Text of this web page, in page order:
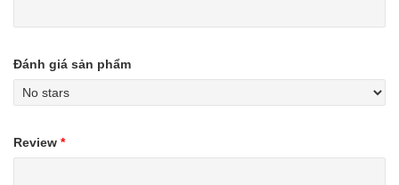
Đánh giá sản phẩm
Review *